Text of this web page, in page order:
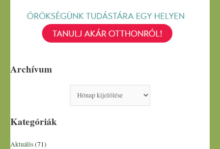
Archívum
Kategóriák
Aktuális(71)